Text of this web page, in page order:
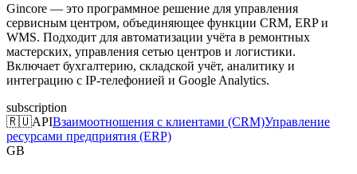
Gincore — это программное решение для управления
сервисным центром, объединяющее функции CRM, ERP и
WMS. Подходит для автоматизации учёта в ремонтных
мастерских, управления сетью центров и логистики.
Включает бухгалтерию, складской учёт, аналитику и
интеграцию с IP-телефонией и Google Analytics.
subscription
🇷🇺APIВзаимоотношения с клиентами (CRM)Управление
ресурсами предприятия (ERP)
GB